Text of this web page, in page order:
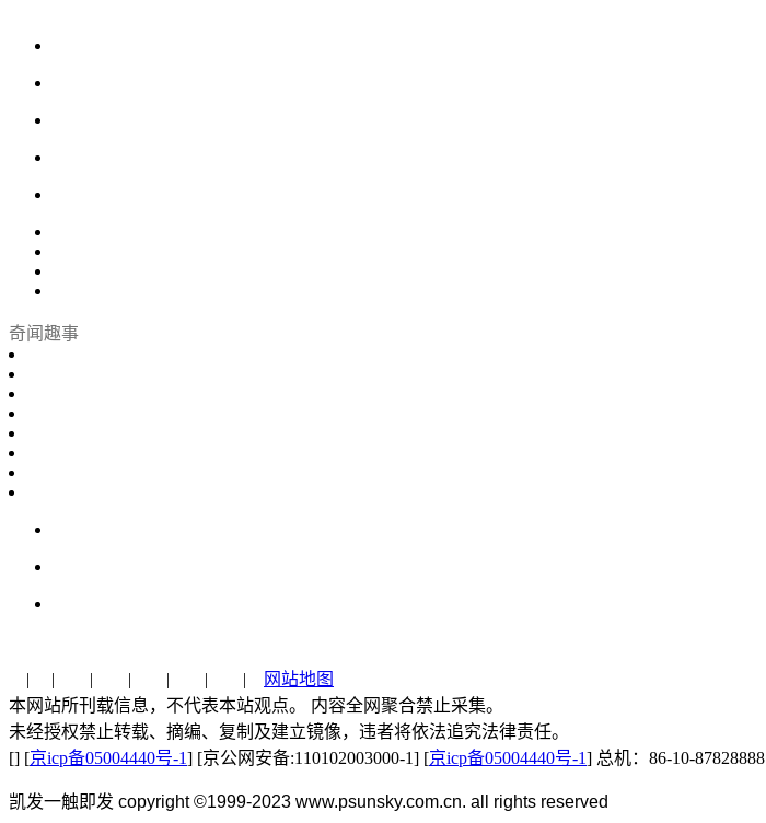
奇闻趣事
| | | | | | |
网站地图
本网站所刊载信息，不代表本站观点。 内容全网聚合禁止采集。
未经授权禁止转载、摘编、复制及建立镜像，违者将依法追究法律责任。
[] [京icp备05004440号-1] [京公网安备:110102003000-1] [京icp备05004440号-1] 总机：86-10-87828888
凯发一触即发 copyright ©1999-2023 www.psunsky.com.cn. all rights reserved